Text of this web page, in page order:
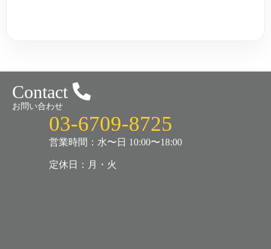
Contact
お問い合わせ
03-6709-8725
営業時間：水〜日 10:00〜18:00
定休日：月・火